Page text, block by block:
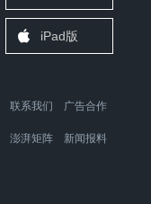
iPad版
联系我们 广告合作
澎湃矩阵 新闻报料